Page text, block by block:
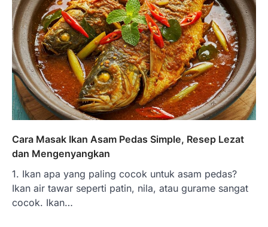
Cara Masak Ikan Asam Pedas Simple, Resep Lezat
dan Mengenyangkan
1. Ikan apa yang paling cocok untuk asam pedas?
Ikan air tawar seperti patin, nila, atau gurame sangat
cocok. Ikan…